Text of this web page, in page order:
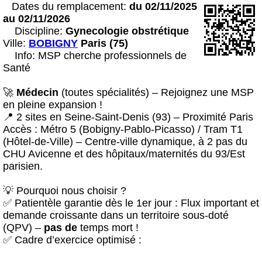
Dates du remplacement: du 02/11/2025
au 02/11/2026
Discipline: Gynecologie obstrétique
Ville: BOBIGNY Paris (75)
Info: MSP cherche professionnels de
Santé
🚀 Médecin (toutes spécialités) – Rejoignez une MSP
en pleine expansion !
📍 2 sites en Seine-Saint-Denis (93) – Proximité Paris
Accès : Métro 5 (Bobigny-Pablo-Picasso) / Tram T1
(Hôtel-de-Ville) – Centre-ville dynamique, à 2 pas du
CHU Avicenne et des hôpitaux/maternités du 93/Est
parisien.
💡 Pourquoi nous choisir ?
✅ Patientèle garantie dès le 1er jour : Flux important et
demande croissante dans un territoire sous-doté
(QPV) – pas de temps mort !
✅ Cadre d’exercice optimisé :